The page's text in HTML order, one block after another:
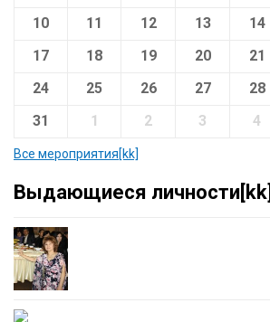
10 11 12 13 14
17
18 19 20 21
24
25 26 27 28
31
1 2 3 4
Все мероприятия[kk]
Выдающиеся личности[kk]